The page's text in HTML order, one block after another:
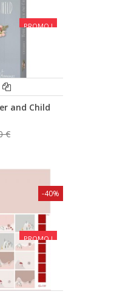
PROMO !
and Child
€
PROMO !
-40%